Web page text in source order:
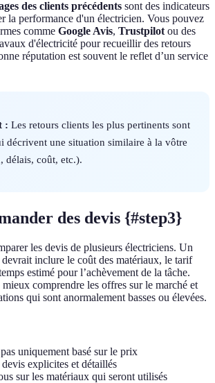
des clients précédents sont des indicateurs
la performance d'un électricien. Vous pouvez
comme Google Avis, Trustpilot ou des
d'électricité pour recueillir des retours
réputation est souvent le reflet d’un service
: Les retours clients les plus pertinents sont
décrivent une situation similaire à la vôtre
délais, coût, etc.).
des devis {#step3}
les devis de plusieurs électriciens. Un
inclure le coût des matériaux, le tarif
estimé pour l’achèvement de la tâche.
comprendre les offres sur le marché et
qui sont anormalement basses ou élevées.
uniquement basé sur le prix
explicites et détaillés
sur les matériaux qui seront utilisés